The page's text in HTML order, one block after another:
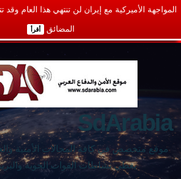
المواجهة الأميركية مع إيران لن تنتهي هذا العام وقد
المضائق أقرأ
SdArabia
موقع متخصص في كافة المجالات الأمنية
يغطي نشاطات القوات الجوية